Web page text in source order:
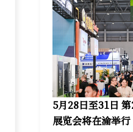
5月28日至31日
展览会将在渝举行